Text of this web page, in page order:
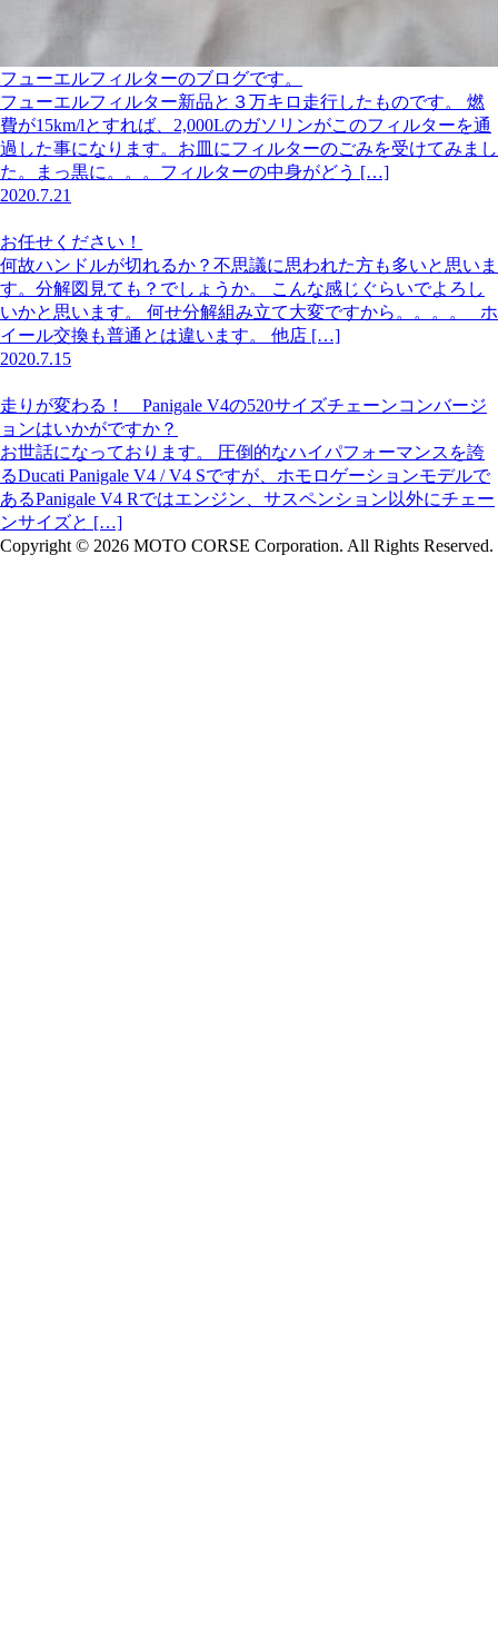
フューエルフィルターのブログです。
フューエルフィルター新品と３万キロ走行したものです。 燃
費が15km/lとすれば、2,000Lのガソリンがこのフィルターを通
過した事になります。お皿にフィルターのごみを受けてみまし
た。まっ黒に。。。フィルターの中身がどう […]
2020.7.21
お任せください！
何故ハンドルが切れるか？不思議に思われた方も多いと思いま
す。分解図見ても？でしょうか。 こんな感じぐらいでよろし
いかと思います。 何せ分解組み立て大変ですから。。。。 ホ
イール交換も普通とは違います。 他店 […]
2020.7.15
走りが変わる！ Panigale V4の520サイズチェーンコンバージ
ョンはいかがですか？
お世話になっております。 圧倒的なハイパフォーマンスを誇
るDucati Panigale V4 / V4 Sですが、ホモロゲーションモデルで
あるPanigale V4 Rではエンジン、サスペンション以外にチェー
ンサイズと […]
Copyright © 2026 MOTO CORSE Corporation. All Rights Reserved.